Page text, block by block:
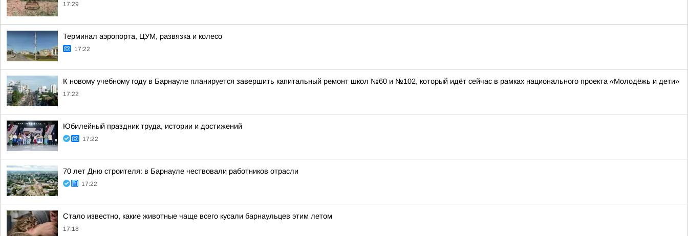
17:29
Терминал аэропорта, ЦУМ, развязка и колесо
17:22
К новому учебному году в Барнауле планируется завершить капитальный ремонт школ №60 и №102, который идёт сейчас в рамках национального проекта «Молодёжь и дети»
17:22
Юбилейный праздник труда, истории и достижений
17:22
70 лет Дню строителя: в Барнауле чествовали работников отрасли
17:22
Стало известно, какие животные чаще всего кусали барнаульцев этим летом
17:18